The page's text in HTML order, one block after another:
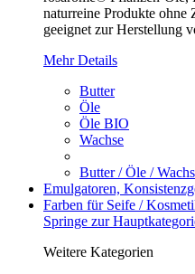
naturreine Produkte ohne
geeignet zur Herstellung
Mehr Details
Butter
Öle
Öle BIO
Wachse
Butter / Öle /
Emulgatoren,
Farben für Seife /
Springe zur
Weitere Kategorien